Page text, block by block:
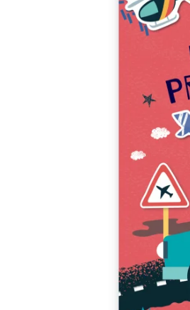
Minipédie
Aktivity / Samolepky
Rozprávky a príbehy
Lacné knihy